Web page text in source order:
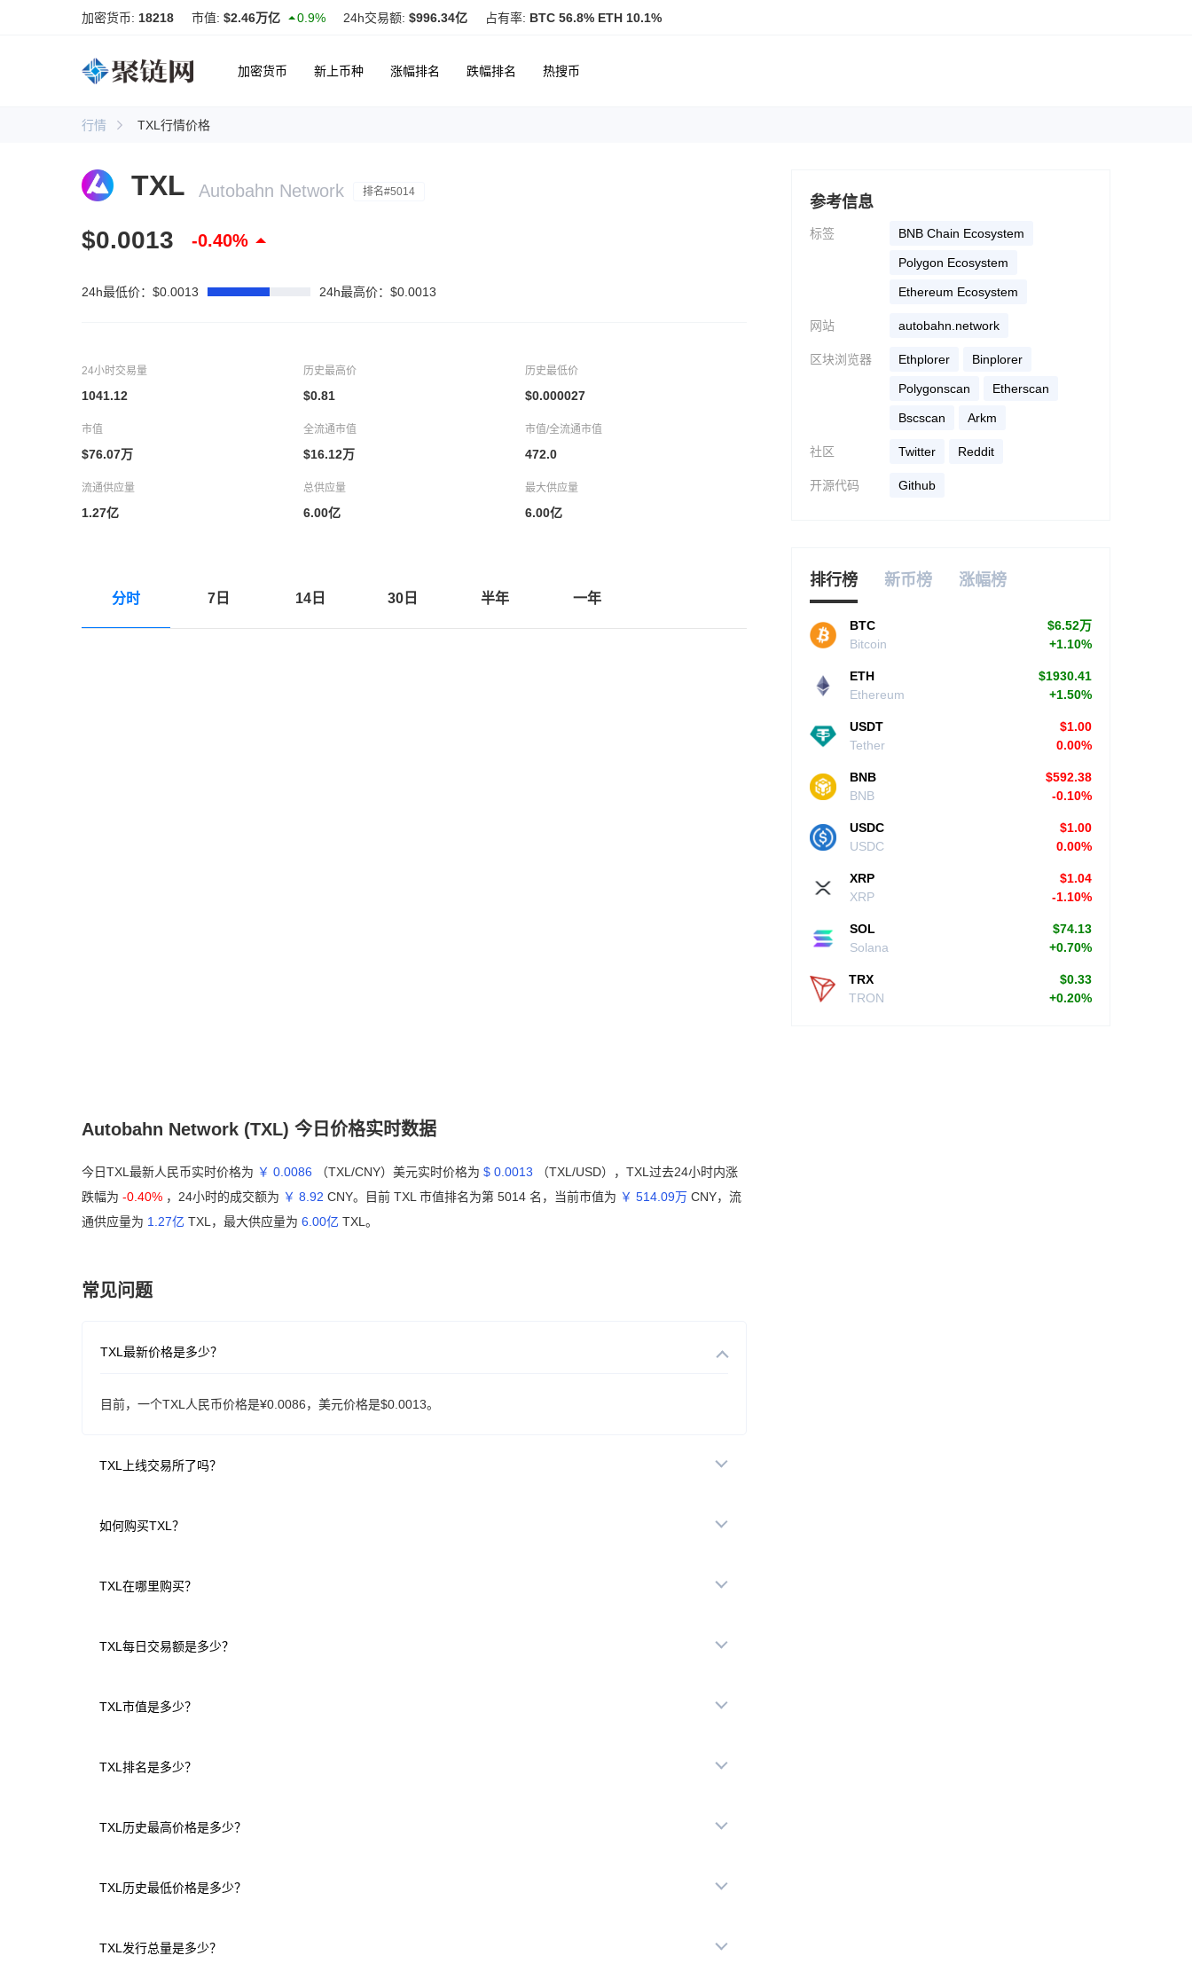
加密货币: 18218 市值: $2.46万亿 0.9% 24h交易额: $996.34亿 占有率: BTC 56.8% ETH 10.1%
加密货币 新上币种 涨幅排名 跌幅排名 热搜币
行情 TXL行情价格
TXL Autobahn Network 排名#5014
$0.0013 -0.40%
24h最低价：$0.0013 24h最高价：$0.0013
24小时交易量
1041.12
历史最高价
$0.81
历史最低价
$0.000027
市值
$76.07万
全流通市值
$16.12万
市值/全流通市值
472.0
流通供应量
1.27亿
总供应量
6.00亿
最大供应量
6.00亿
分时 7日 14日 30日 半年 一年
Autobahn Network (TXL) 今日价格实时数据
今日TXL最新人民币实时价格为 ￥ 0.0086 （TXL/CNY）美元实时价格为 $ 0.0013 （TXL/USD），TXL过去24小时内涨
跌幅为 -0.40% ，24小时的成交额为 ￥ 8.92 CNY。目前 TXL 市值排名为第 5014 名，当前市值为 ￥ 514.09万 CNY，流
通供应量为 1.27亿 TXL，最大供应量为 6.00亿 TXL。
常见问题
TXL最新价格是多少？
目前，一个TXL人民币价格是¥0.0086，美元价格是$0.0013。
TXL上线交易所了吗？
如何购买TXL？
TXL在哪里购买？
TXL每日交易额是多少？
TXL市值是多少？
TXL排名是多少？
TXL历史最高价格是多少？
TXL历史最低价格是多少？
TXL发行总量是多少？
参考信息
标签 BNB Chain Ecosystem
Polygon Ecosystem
Ethereum Ecosystem
网站 autobahn.network
区块浏览器 ethplorer binplorer
polygonscan etherscan
bscscan arkm
社区 Twitter Reddit
开源代码 Github
排行榜 新币榜 涨幅榜
BTC
Bitcoin
$6.52万
+1.10%
ETH
Ethereum
$1930.41
+1.50%
USDT
Tether
$1.00
0.00%
BNB
BNB
$592.38
-0.10%
USDC
USDC
$1.00
0.00%
XRP
XRP
$1.04
-1.10%
SOL
Solana
$74.13
+0.70%
TRX
TRON
$0.33
+0.20%